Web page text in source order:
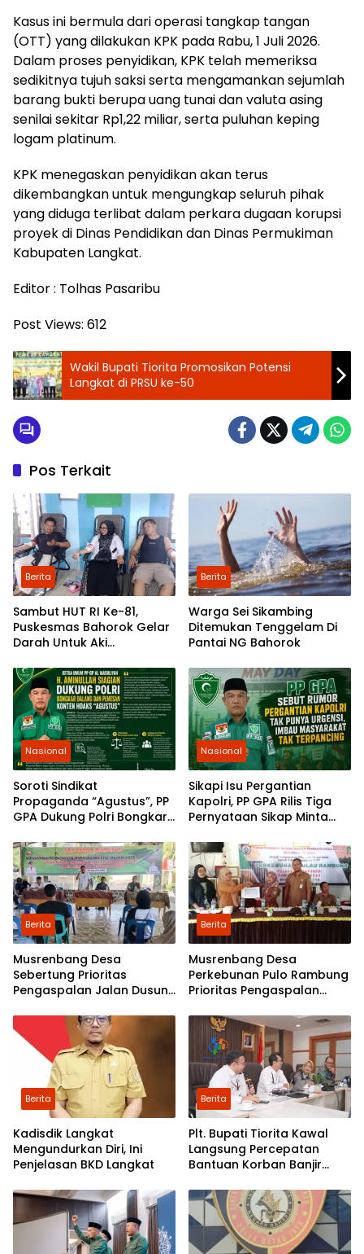
Kasus ini bermula dari operasi tangkap tangan
(OTT) yang dilakukan KPK pada Rabu, 1 Juli 2026.
Dalam proses penyidikan, KPK telah memeriksa
sedikitnya tujuh saksi serta mengamankan sejumlah
barang bukti berupa uang tunai dan valuta asing
senilai sekitar Rp1,22 miliar, serta puluhan keping
logam platinum.
KPK menegaskan penyidikan akan terus
dikembangkan untuk mengungkap seluruh pihak
yang diduga terlibat dalam perkara dugaan korupsi
proyek di Dinas Pendidikan dan Dinas Permukiman
Kabupaten Langkat.
Editor : Tolhas Pasaribu
Post Views: 612
Wakil Bupati Tiorita Promosikan Potensi
Langkat di PRSU ke-50
Pos Terkait
Berita
Sambut HUT RI Ke-81,
Puskesmas Bahorok Gelar
Darah Untuk Aki
Berita
Warga Sei Sikambing
Ditemukan Tenggelam Di
Pantai NG Bahorok
Nasional
Soroti Sindikat
Propaganda “Agustus”, PP
GPA Dukung Polri Bongkar
Konten Hoaks
Nasional
Sikapi Isu Pergantian
Kapolri, PP GPA Rilis Tiga
Pernyataan Sikap Minta
Berita
Musrenbang Desa
Sebertung Prioritas
Pengaspalan Jalan Dusun
Berita
Musrenbang Desa
Perkebunan Pulo Rambung
Prioritas Pengaspalan
Dusun Pondok Boyan
Berita
Kadisdik Langkat
Mengundurkan Diri, Ini
Penjelasan BKD Langkat
Berita
Plt. Bupati Tiorita Kawal
Langsung Percepatan
Bantuan Korban Banjir